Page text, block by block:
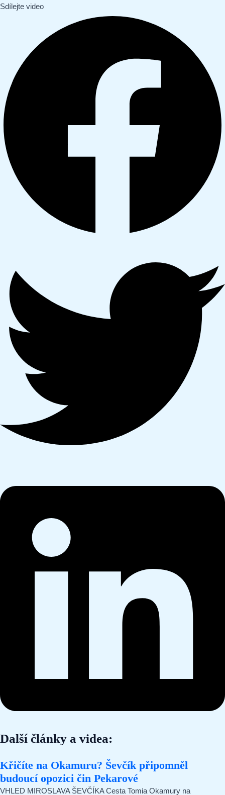
Sdílejte video
Další články a videa:
Křičíte na Okamuru? Ševčík připomněl
budoucí opozici čin Pekarové
VHLED MIROSLAVA ŠEVČÍKA Cesta Tomia Okamury na